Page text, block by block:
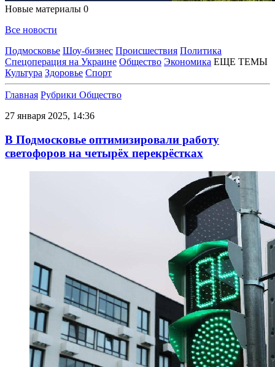
Новые материалы 0
Все новости
Подмосковье Шоу-бизнес Происшествия Политика
Спецоперация на Украине Общество Экономика ЕЩЕ ТЕМЫ
Культура Здоровье Спорт
Главная Рубрики Общество
27 января 2025, 14:36
В Подмосковье оптимизировали работу
светофоров на четырёх перекрёстках